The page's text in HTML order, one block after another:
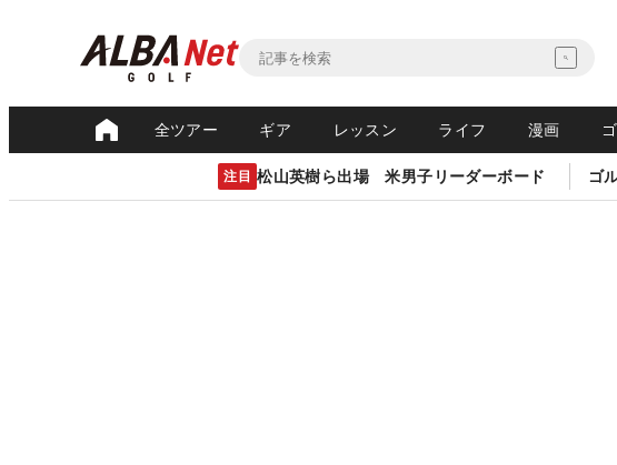
全ツアー ギア レッスン ライフ 漫画
注目 松山英樹ら出場 米男子リーダーボード ゴ